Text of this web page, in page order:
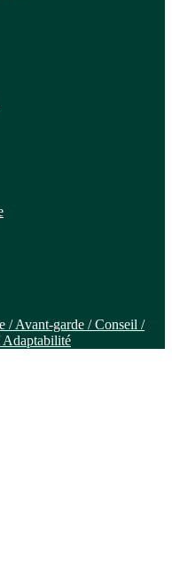
/ Avant-garde / Conseil /
Adaptabilité